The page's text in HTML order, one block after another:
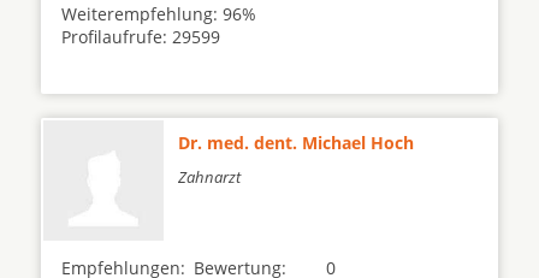
Weiterempfehlung: 96%
Profilaufrufe: 29599
Dr. med. dent. Michael Hoch
Zahnarzt
Empfehlungen: 0
Bewertung: